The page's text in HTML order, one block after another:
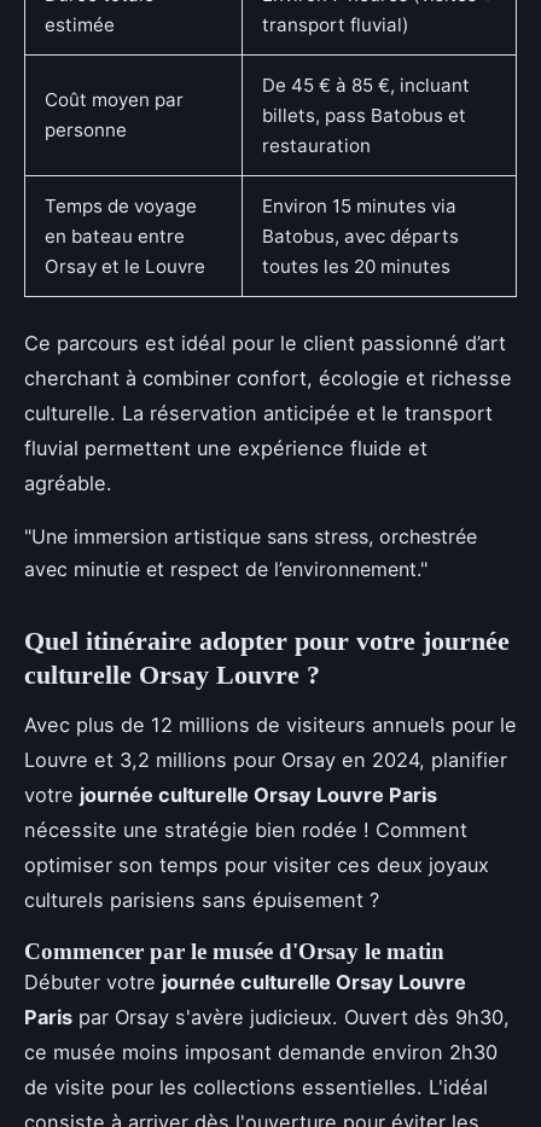
estimée
transport fluvial)
Coût moyen par
personne
De 45 € à 85 €, incluant
billets, pass Batobus et
restauration
Temps de voyage
en bateau entre
Orsay et le Louvre
Environ 15 minutes via
Batobus, avec départs
toutes les 20 minutes
Ce parcours est idéal pour le client passionné d’art
cherchant à combiner confort, écologie et richesse
culturelle. La réservation anticipée et le transport
fluvial permettent une expérience fluide et
agréable.
"Une immersion artistique sans stress, orchestrée
avec minutie et respect de l’environnement."
Quel itinéraire adopter pour votre journée
culturelle Orsay Louvre ?
Avec plus de 12 millions de visiteurs annuels pour le
Louvre et 3,2 millions pour Orsay en 2024, planifier
votre journée culturelle Orsay Louvre Paris
nécessite une stratégie bien rodée ! Comment
optimiser son temps pour visiter ces deux joyaux
culturels parisiens sans épuisement ?
Commencer par le musée d'Orsay le matin
Débuter votre journée culturelle Orsay Louvre
Paris par Orsay s'avère judicieux. Ouvert dès 9h30,
ce musée moins imposant demande environ 2h30
de visite pour les collections essentielles. L'idéal
consiste à arriver dès l'ouverture pour éviter les